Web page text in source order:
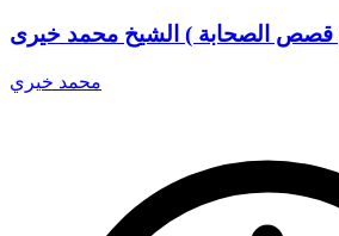
الصحابة ) الشيخ محمد خيرى
محمد خيري